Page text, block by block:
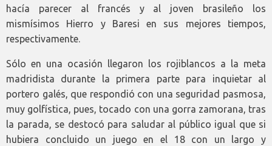
hacía parecer al francés y al joven brasileño los
mismísimos Hierro y Baresi en sus mejores tiempos,
respectivamente.
Sólo en una ocasión llegaron los rojiblancos a la meta
madridista durante la primera parte para inquietar al
portero galés, que respondió con una seguridad pasmosa,
muy golfística, pues, tocado con una gorra zamorana, tras
la parada, se destocó para saludar al público igual que si
hubiera concluido un juego en el 18 con un largo y